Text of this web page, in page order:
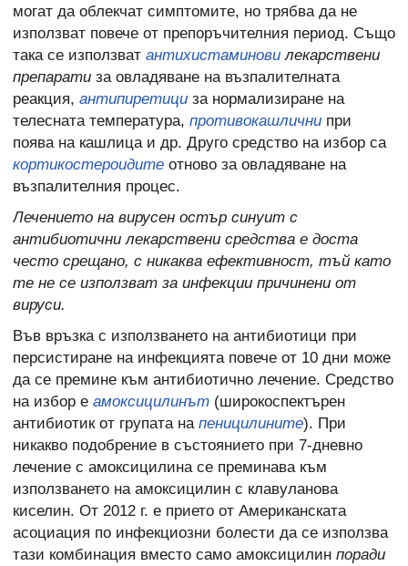
могат да облекчат симптомите, но трябва да не
използват повече от препоръчителния период. Също
така се използват антихистаминови лекарствени
препарати за овладяване на възпалителната
реакция, антипиретици за нормализиране на
телесната температура, противокашлични при
поява на кашлица и др. Друго средство на избор са
кортикостероидите отново за овладяване на
възпалителния процес.
Лечението на вирусен остър синуит с
антибиотични лекарствени средства е доста
често срещано, с никаква ефективност, тъй като
те не се използват за инфекции причинени от
вируси.
Във връзка с използването на антибиотици при
персистиране на инфекцията повече от 10 дни може
да се премине към антибиотично лечение. Средство
на избор е амоксицилинът (широкоспектърен
антибиотик от групата на пеницилините). При
никакво подобрение в състоянието при 7-дневно
лечение с амоксицилина се преминава към
използването на амоксицилин с клавуланова
киселин. От 2012 г. е прието от Американската
асоциация по инфекциозни болести да се използва
тази комбинация вместо само амоксицилин поради